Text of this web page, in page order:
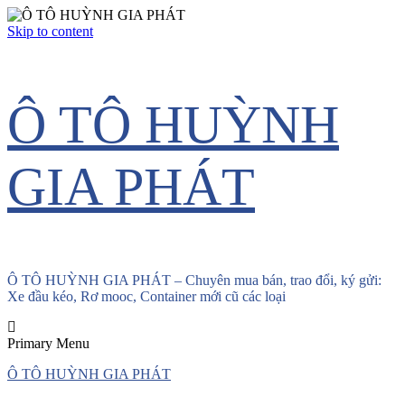
Skip to content
Ô TÔ HUỲNH
GIA PHÁT
Ô TÔ HUỲNH GIA PHÁT – Chuyên mua bán, trao đổi, ký gửi:
Xe đầu kéo, Rơ mooc, Container mới cũ các loại
Primary Menu
Ô TÔ HUỲNH GIA PHÁT